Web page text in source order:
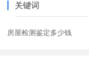
关键词
房屋检测鉴定多少钱